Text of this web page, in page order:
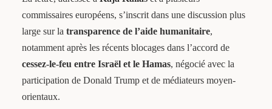
commissaires européens, s’inscrit dans une discussion plus
large sur la transparence de l’aide humanitaire,
notamment après les récents blocages dans l’accord de
cessez-le-feu entre Israël et le Hamas, négocié avec la
participation de Donald Trump et de médiateurs moyen-
orientaux.